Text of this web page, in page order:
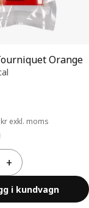
Orange
exkl. moms
+
i kundvagn